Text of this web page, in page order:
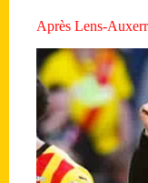
Après Lens-